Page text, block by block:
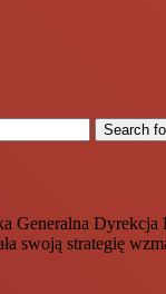
Search
Generalna
swoją strategię